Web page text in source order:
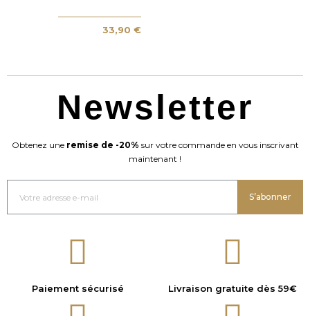
33,90 €
Newsletter
Obtenez une remise de -20% sur votre commande en vous inscrivant
maintenant !
S’abonner
Paiement sécurisé Livraison gratuite dès 59€